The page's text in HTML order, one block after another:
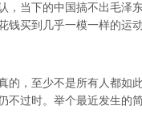
，当下的中国搞不出毛泽
买到几乎一模一样的运
的，至少不是所有人都
不过时。举个最近发生的